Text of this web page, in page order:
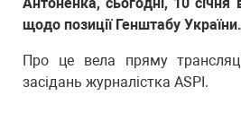
щодо позиції Генштабу України.
Про це вела пряму
засідань журналістка ASPI.